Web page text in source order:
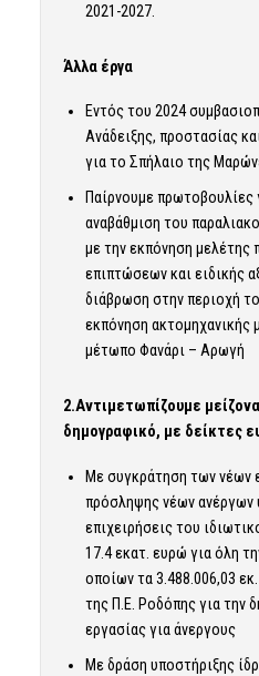
2021-2027.
Άλλα έργα
Εντός του 2024
Ανάδειξης, προστασίας
για το Σπήλαιο της
Παίρνουμε πρωτοβουλίες
αναβάθμιση του
με την εκπόνηση μελέτης
επιπτώσεων και ειδικής
διάβρωση στην περιοχή
εκπόνηση ακτομηχανικής
μέτωπο Φανάρι – Αρωγή
2.Αντιμετωπίζουμε
δημογραφικό, με δείκτες
Με συγκράτηση των νέων
πρόσληψης νέων
επιχειρήσεις του
17.4 εκατ. ευρώ για όλη
οποίων τα 3.488.006,03
της Π.Ε. Ροδόπης για την
εργασίας για άνεργους
Με δράση υποστήριξης